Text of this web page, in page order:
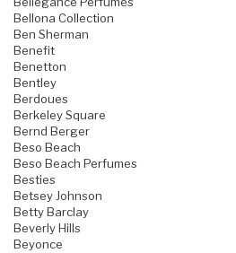
Bellona Collection
Ben Sherman
Benefit
Benetton
Bentley
Berdoues
Berkeley Square
Bernd Berger
Beso Beach
Beso Beach Perfumes
Besties
Betsey Johnson
Betty Barclay
Beverly Hills
Beyonce